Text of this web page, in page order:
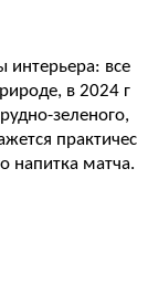
интерьера: все
в 2024 г
зеленого,
практичес
напитка матча.